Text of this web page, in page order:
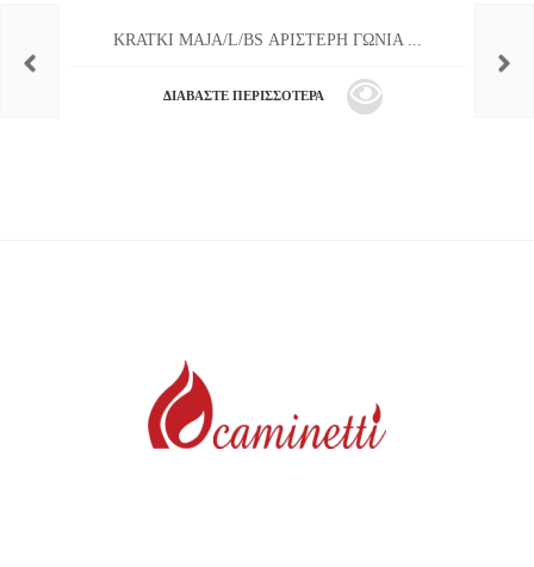
KRATKI MAJA/L/BS ΑΡΙΣΤΕΡΗ ΓΩΝΙΑ ...
ΔΙΑΒΆΣΤΕ ΠΕΡΙΣΣΌΤΕΡΑ